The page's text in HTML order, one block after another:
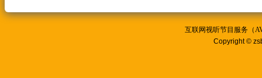
互联网视听节目服务（
Copyright ©